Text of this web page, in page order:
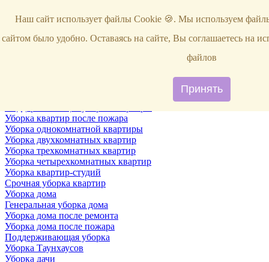
Уборка
Уборка снега
Уборка квартир после пожара
Уборка однокомнатной квартиры
Уборка двухкомнатных квартир
Уборка трехкомнатных квартир
Уборка четырехкомнатных квартир
Уборка квартир-студий
Срочная уборка квартир
Уборка дома
Генеральная уборка дома
Уборка дома после ремонта
Уборка дома после пожара
Поддерживающая уборка
Уборка Таунхаусов
Уборка дачи
Наш сайт использует файлы Cookie 🍪. Мы используем
сайтом было удобно. Оставаясь на сайте, Вы соглашаетесь на
файлов
Принять